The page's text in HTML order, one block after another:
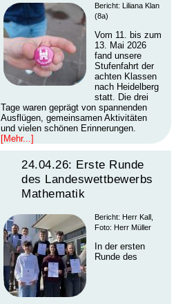
Bericht: Liliana Klan
(8a)
Vom 11. bis zum
13. Mai 2026
fand unsere
Stufenfahrt der
achten Klassen
nach Heidelberg
statt. Die drei
Tage waren geprägt von spannenden
Ausflügen, gemeinsamen Aktivitäten
und vielen schönen Erinnerungen.
[Mehr...]
24.04.26: Erste Runde
des Landeswettbewerbs
Mathematik
Bericht: Herr Kall,
Foto: Herr Müller
In der ersten
Runde des